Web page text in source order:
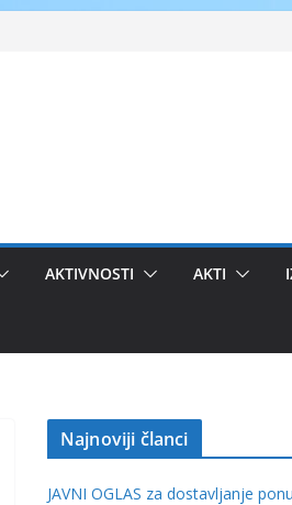
AKTIVNOSTI AKTI
Najnoviji članci
JAVNI OGLAS za dostavljanje